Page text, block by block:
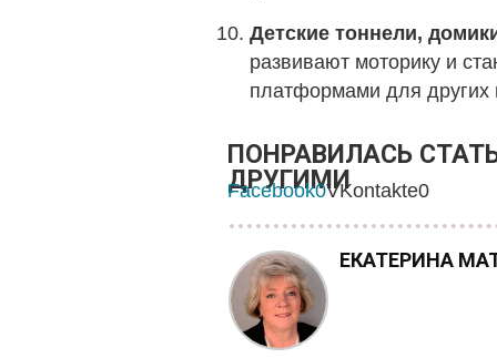
Детские тоннели,
развивают моторику и
платформами для других
ПОНРАВИЛАСЬ
ДРУГИМИ
Facebook0VKontakte0
ЕКАТЕРИНА